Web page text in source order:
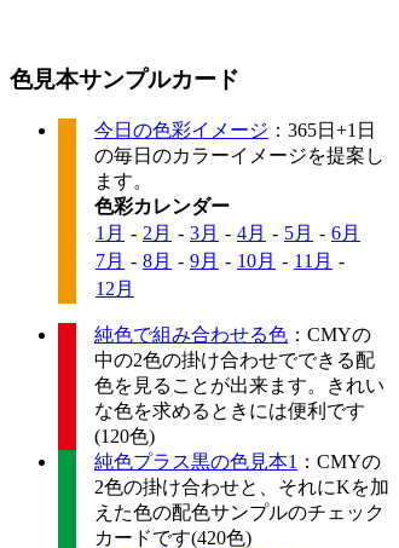
色見本サンプルカード
今日の色彩イメージ ：365日+1日
の毎日のカラーイメージを提案し
ます。
色彩カレンダー
1月 - 2月 - 3月 - 4月 - 5月 - 6月
7月 - 8月 - 9月 - 10月 - 11月 -
12月
純色で組み合わせる色 ：CMYの
中の2色の掛け合わせでできる配
色を見ることが出来ます。きれい
な色を求めるときには便利です
(120色)
純色プラス黒の色見本1 ：CMYの
2色の掛け合わせと、それにKを加
えた色の配色サンプルのチェック
カードです(420色)